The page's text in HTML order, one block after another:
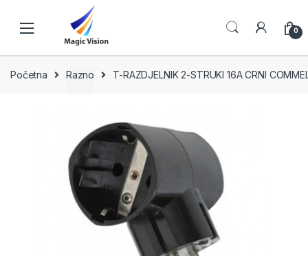
0
Početna Razno T-RAZDJELNIK 2-STRUKI 16A CRNI